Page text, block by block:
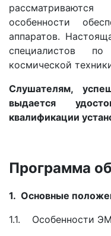
особенности
аппаратов.
специалистов
космической
Слушателям,
выдается
квалификации
Программа
1. Основные
1.1. Особенности